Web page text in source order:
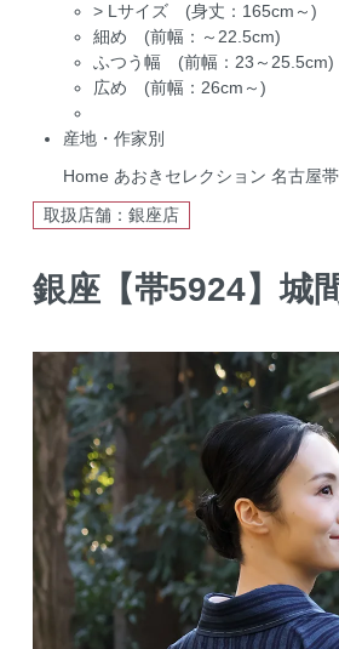
> Lサイズ (身丈：165cm～)
細め (前幅：～22.5cm)
ふつう幅 (前幅：23～25.5cm)
広め (前幅：26cm～)
産地・作家別
Home あおきセレクション 名古屋帯
取扱店舗：銀座店
銀座【帯5924】城